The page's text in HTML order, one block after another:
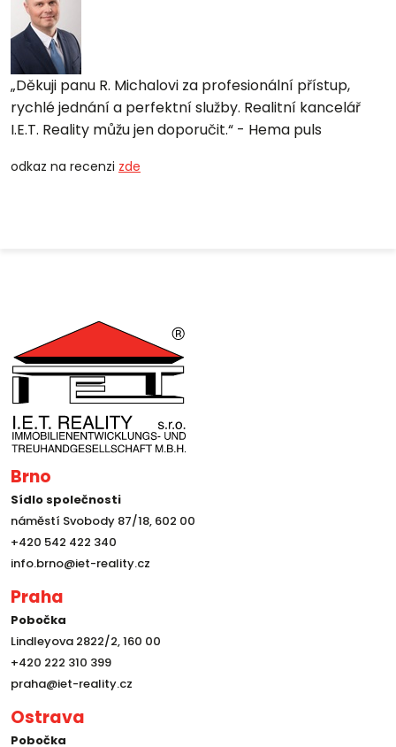
Děkuji panu R. Michalovi za profesionální přístup,
rychlé jednání a perfektní služby. Realitní kancelář
I.E.T. Reality můžu jen doporučit. - Hema puls
odkaz na recenzi zde
Brno
Sídlo společnosti
náměstí Svobody 87/18, 602 00
+420 542 422 340
info.brno@iet-reality.cz
Praha
Pobočka
Lindleyova 2822/2, 160 00
+420 222 310 399
praha@iet-reality.cz
Ostrava
Pobočka